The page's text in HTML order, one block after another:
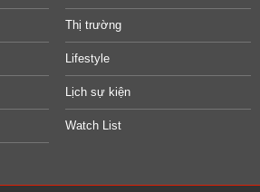
Thị trường
Lifestyle
Lịch sự kiện
Watch List